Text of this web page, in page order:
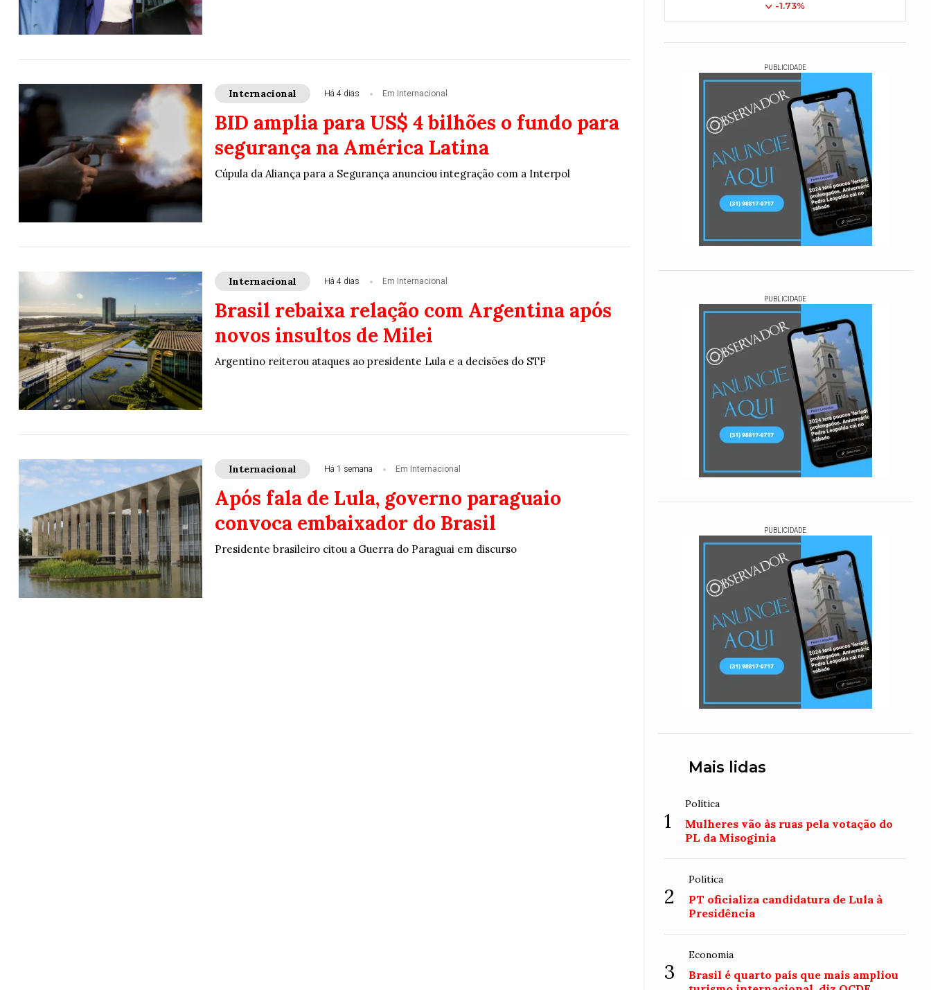
Internacional Há 4 dias Em Internacional
BID amplia para US$ 4 bilhões o fundo para
segurança na América Latina
Cúpula da Aliança para a Segurança anunciou integração com a Interpol
Internacional Há 4 dias Em Internacional
Brasil rebaixa relação com Argentina após
novos insultos de Milei
Argentino reiterou ataques ao presidente Lula e a decisões do STF
Internacional Há 1 semana Em Internacional
Após fala de Lula, governo paraguaio
convoca embaixador do Brasil
Presidente brasileiro citou a Guerra do Paraguai em discurso
-1.73%
PUBLICIDADE
PUBLICIDADE
PUBLICIDADE
Mais lidas
1
Política
Mulheres vão às ruas pela votação do
PL da Misoginia
2
Política
PT oficializa candidatura de Lula à
Presidência
3
Economia
Brasil é quarto país que mais ampliou